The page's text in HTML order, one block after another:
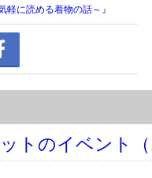
軽に読める着物の話～』
トのイベント